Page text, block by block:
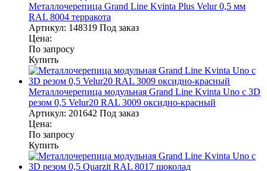
Металлочерепица Grand Line Kvinta Plus Velur 0,5 мм
RAL 8004 терракота
Артикул: 148319 Под заказ
Цена:
По запросу
Купить
Металлочерепица модульная Grand Line Kvinta Uno c 3D
резом 0,5 Velur20 RAL 3009 оксидно-красный
Артикул: 201642 Под заказ
Цена:
По запросу
Купить